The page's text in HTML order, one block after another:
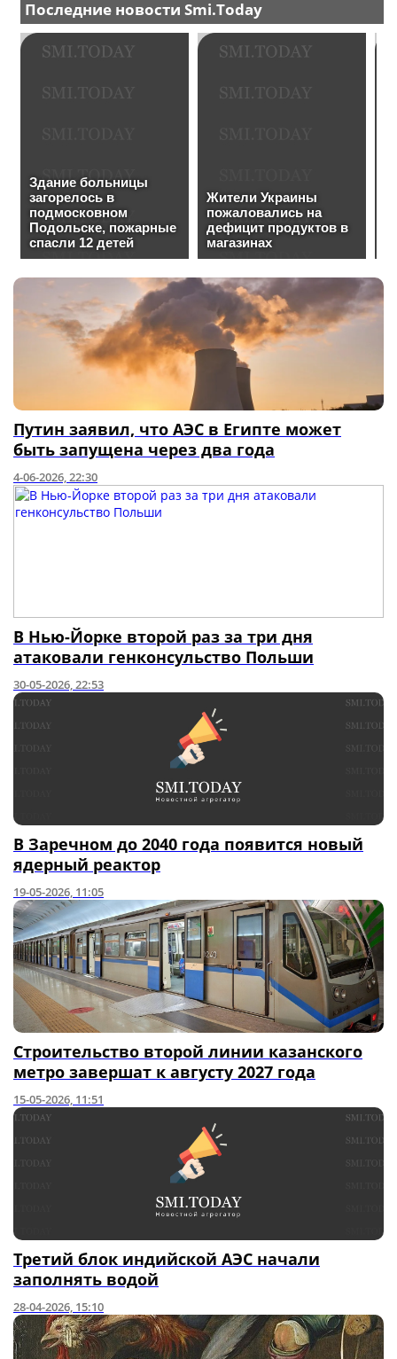
Путин заявил, что АЭС в Египте может
быть запущена через два года
4-06-2026, 22:30
В Нью-Йорке второй раз за три дня
атаковали генконсульство Польши
30-05-2026, 22:53
В Заречном до 2040 года появится новый
ядерный реактор
19-05-2026, 11:05
Строительство второй линии казанского
метро завершат к августу 2027 года
15-05-2026, 11:51
Третий блок индийской АЭС начали
заполнять водой
28-04-2026, 15:10